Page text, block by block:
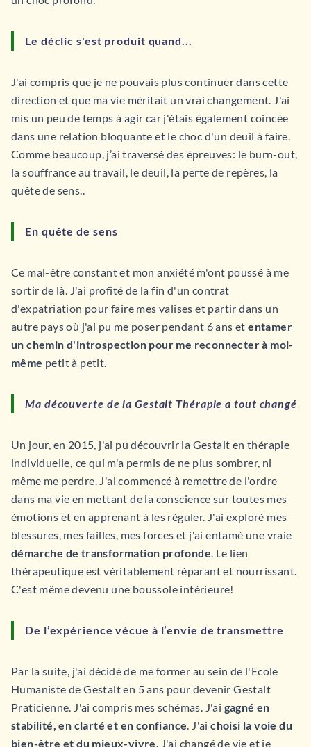
Le déclic s'est produit quand...
J'ai compris que je ne pouvais plus continuer dans cette
direction et que ma vie méritait un vrai changement. J'ai
mis un peu de temps à agir car j'étais également coincée
dans une relation bloquante et le choc d'un deuil à faire.
Comme beaucoup, j’ai traversé des épreuves: le burn-out,
la souffrance au travail, le deuil, la perte de repères, la
quête de sens..
En quête de sens
Ce mal-être constant et mon anxiété m'ont poussé à me
sortir de là. J'ai profité de la fin d'un contrat
d'expatriation pour faire mes valises et partir dans un
autre pays où j'ai pu me poser pendant 6 ans etentamer
un chemin d'introspection pour me reconnecter à moi-
même petit à petit.
Ma découverte de la Gestalt Thérapie a tout changé
Un jour, en 2015, j'ai pu découvrir la Gestalt en thérapie
individuelle, ce qui m'a permis de ne plus sombrer, ni
même me perdre. J'ai commencé à remettre de l'ordre
dans ma vie en mettant de la conscience sur toutes mes
émotions et en apprenant à les réguler. J'ai exploré mes
blessures, mes failles, mes forces et j'ai entamé une vraie
démarche de transformation profonde. Le lien
thérapeutique est véritablement réparant et nourrissant.
C'est même devenu une boussole intérieure!
De l’expérience vécue à l’envie de transmettre
Par la suite, j'ai décidé de me former au sein de l'Ecole
Humaniste de Gestalt en 5 ans pour devenir Gestalt
Praticienne. J'ai compris mes schémas. J'ai gagné en
stabilité, en clarté et en confiance. J'aichoisi la voie du
bien-être et du mieux-vivre. J'ai changé de vie et je